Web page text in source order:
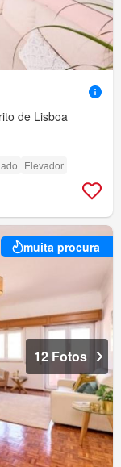
de Lisboa
Elevador
muita procura
12 Fotos